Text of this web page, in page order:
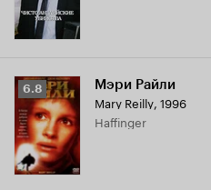
Рейтинг
Кинопоиска
6.8
6.8 Мэри Райли
Mary Reilly, 1996
Haffinger